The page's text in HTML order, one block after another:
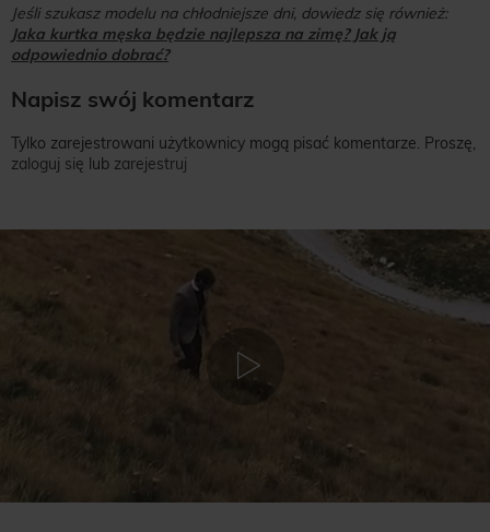
Jeśli szukasz modelu na chłodniejsze dni, dowiedz się również:
Jaka kurtka męska będzie najlepsza na zimę? Jak ją
odpowiednio dobrać?
Napisz swój komentarz
Tylko zarejestrowani użytkownicy mogą pisać komentarze. Proszę,
zaloguj się lub zarejestruj